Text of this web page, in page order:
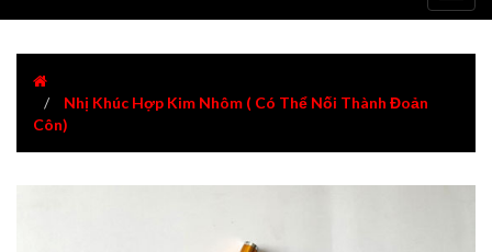
Nhị Khúc Hợp Kim Nhôm ( Có Thể Nối Thành Đoản
Côn)